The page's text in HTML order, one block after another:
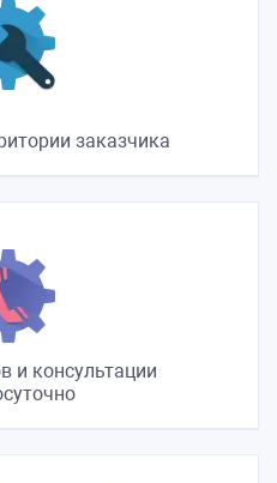
заказчика
и консультации